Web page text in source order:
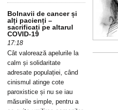
Bolnavii de cancer și
alți pacienți –
sacrificați pe altarul
COVID-19
17:18
Cât valorează apelurile la
calm și solidaritate
adresate populației, când
cinismul atinge cote
paroxistice și nu se iau
măsurile simple, pentru a